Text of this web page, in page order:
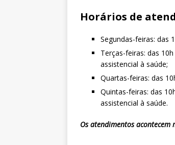
Horários de
Segundas-feiras: das
Terças-feiras: das
assistencial à saúde;
Quartas-feiras: das
Quintas-feiras: das
assistencial à saúde.
Os atendimentos